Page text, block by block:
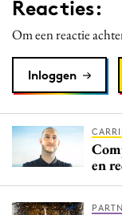
Purpose Marketing
Reputatie & crisis
Reacties:
Om een reactie
Inloggen
en